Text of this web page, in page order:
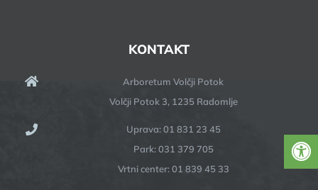
KONTAKT
Arboretum Volčji Potok
Volčji Potok 3, 1235 Radomlje
Uprava: 01 831 23 45
Park: 031 379 705
Vrtni center: 01 839 45 33